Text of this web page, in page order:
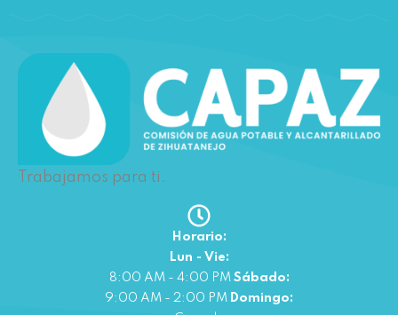
Trabajamos para ti.
Horario:
Lun - Vie:
8:00 AM - 4:00 PM Sábado:
9:00 AM - 2:00 PM Domingo: